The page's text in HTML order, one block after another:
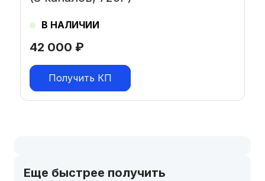
42 000 ₽
В НАЛИЧИИ
Получить КП
Еще быстрее получить